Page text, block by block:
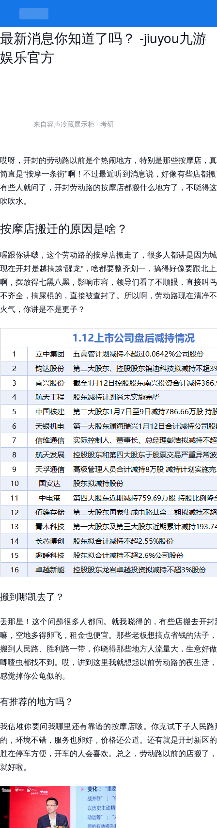
开封劳动路按摩店都搬什么地方了，
最新消息你知道了吗？ -jiuyou九游
娱乐官方
来自容声冷藏展示柜 · 考研
哎呀，开封的劳动路以前是个热闹地方，特别是那些按摩店，
简直是“按摩一条街”啊！不过最近听到消息说，好像有些店都
有些人就问了，开封劳动路的按摩店都搬什么地方了，不晓得
吹吹水。
按摩店搬迁的原因是啥？
喔跟你讲啵，这个劳动路的按摩店搬走了，很多人都讲是因为
现在开封是越搞越“醒龙”，啥都要整齐划一，搞得好像要跟北
啊，摆放得七黑八黑，影响市容，领导们看了不顺眼，直接叫
不齐全，搞屎棍的，直接被查封了。所以啊，劳动路现在清净
火气，你讲是不是更子？
搬到哪凯去了？
丢那星！这个问题很多人都问。就我晓得的，有些店搬去开
嘛，空地多得卵飞，租金也便宜。那些老板想搞点省钱的法子
搬到人民路、胜利路一带，你晓得那些地方人流量大，生意好
唧喳虫都找不到。哎，讲到这里我就想起以前劳动路的夜生活
感觉掉你公龟似的。
有推荐的地方吗？
我估堆你要问我哪里还有靠谱的按摩店啵。你克试下子人民
的，环境不错，服务也卵好，价格还公道。还有就是开封新区
胜在停车方便，开车的人会喜欢。总之，劳动路以前的店搬了
就好啦。